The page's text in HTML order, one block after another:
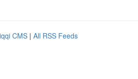
CMS | All RSS Feeds